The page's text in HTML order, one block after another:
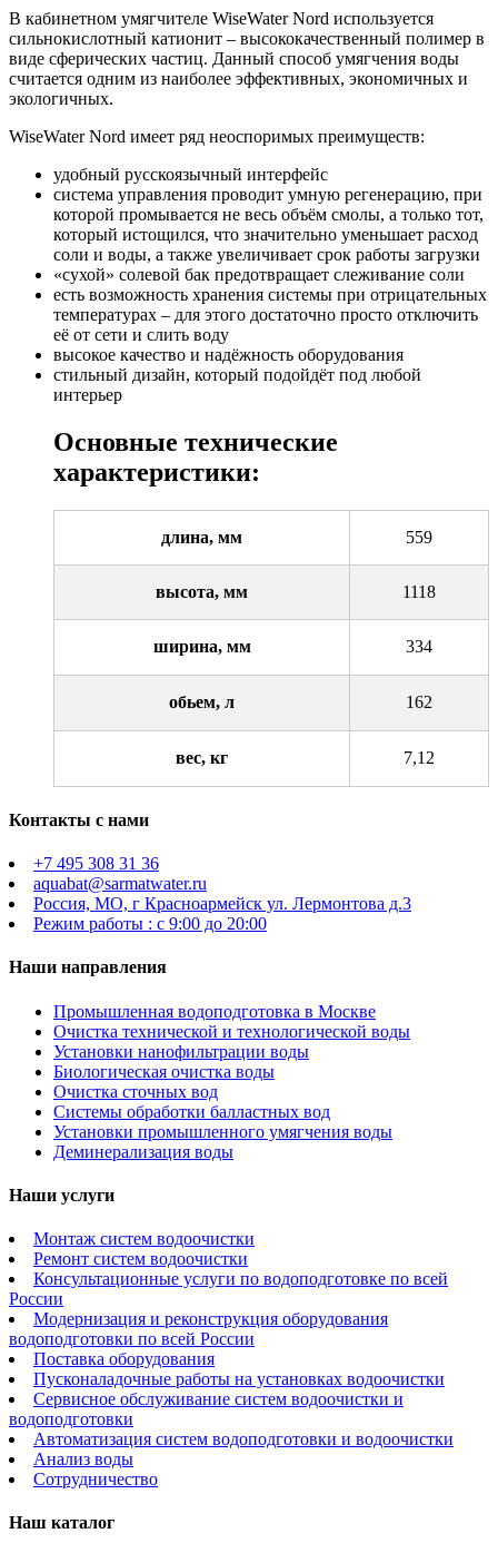
В кабинетном умягчителе WiseWater Nord используется
сильнокислотный катионит – высококачественный полимер в
виде сферических частиц. Данный способ умягчения воды
считается одним из наиболее эффективных, экономичных и
экологичных.
WiseWater Nord имеет ряд неоспоримых преимуществ:
удобный русскоязычный интерфейс
система управления проводит умную регенерацию, при
которой промывается не весь объём смолы, а только тот,
который истощился, что значительно уменьшает расход
соли и воды, а также увеличивает срок работы загрузки
«сухой» солевой бак предотвращает слеживание соли
есть возможность хранения системы при отрицательных
температурах – для этого достаточно просто отключить
её от сети и слить воду
высокое качество и надёжность оборудования
стильный дизайн, который подойдёт под любой
интерьер
Основные технические
характеристики:
длина, мм 559
высота, мм 1118
ширина, мм 334
обьем, л 162
вес, кг 7,12
Контакты с нами
+7 495 308 31 36
aquabat@sarmatwater.ru
Россия, МО, г Красноармейск ул. Лермонтова д.3
Режим работы : с 9:00 до 20:00
Наши направления
Промышленная водоподготовка в Москве
Очистка технической и технологической воды
Установки нанофильтрации воды
Биологическая очистка воды
Очистка сточных вод
Системы обработки балластных вод
Установки промышленного умягчения воды
Деминерализация воды
Наши услуги
Монтаж систем водоочистки
Ремонт систем водоочистки
Консультационные услуги по водоподготовке по всей
России
Модернизация и реконструкция оборудования
водоподготовки по всей России
Поставка оборудования
Пусконаладочные работы на установках водоочистки
Сервисное обслуживание систем водоочистки и
водоподготовки
Автоматизация систем водоподготовки и водоочистки
Анализ воды
Сотрудничество
Наш каталог